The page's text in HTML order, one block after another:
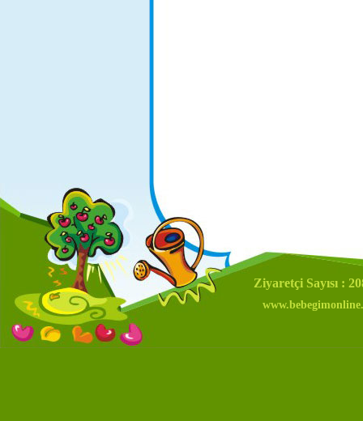
Ziyaretçi Sayısı :